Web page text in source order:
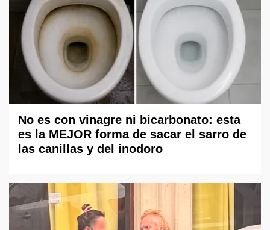
No es con vinagre ni bicarbonato: esta
es la MEJOR forma de sacar el sarro de
las canillas y del inodoro